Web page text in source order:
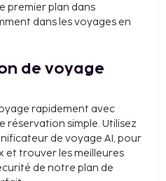
les frais dont
part.
3.50 EUR par adulte et
EUR par jour (montant
du séjour)
par jour
être exhaustive. Les
premier plan dans
dans les voyages en
de voyage
rapidement avec
réservation simple. Utilisez
de voyage AI, pour
et trouver les meilleures
de notre plan de